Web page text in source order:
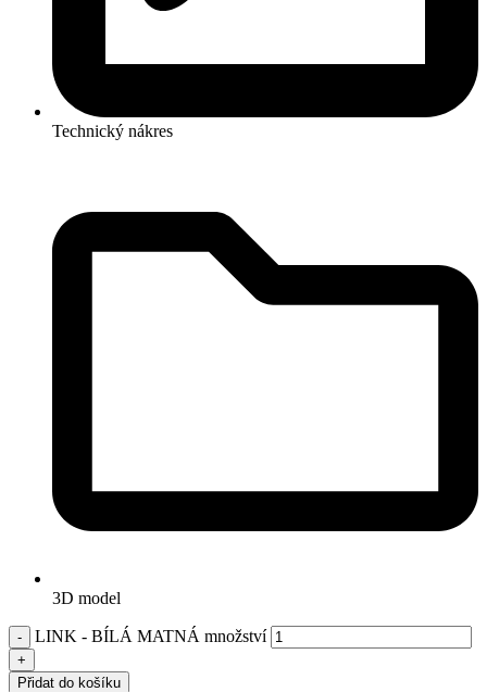
Technický nákres
3D model
LINK - BÍLÁ MATNÁ množství
Přidat do košíku